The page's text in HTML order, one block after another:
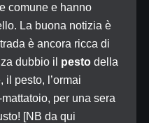
comune e hanno
La buona notizia è
è ancora ricca di
dubbio il pestodella
il pesto, l’ormai
per una sera
[NB da qui